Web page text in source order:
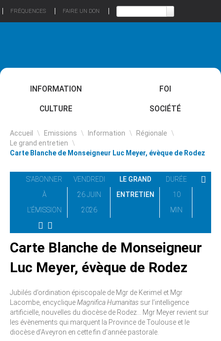
FRÉQUENCES FAIRE UN DON
INFORMATION FOI
CULTURE SOCIÉTÉ
Accueil \ Emissions \ Information \ Régionale \
Le grand entretien \
Carte Blanche de Monseigneur Luc Meyer, évèque de Rodez
S'ABONNER
À
L'ÉMISSION
VENDREDI
26 JUIN
2026
LE GRAND
ENTRETIEN
DURÉE
10
MIN
Carte Blanche de Monseigneur
Luc Meyer, évèque de Rodez
Jubilés d’ordination épiscopale de Mgr de Kerimel et Mgr
Lacombe, encycliqueMagnifica Humanitas sur l’intelligence
artificielle, nouvelles du diocèse de Rodez... Mgr Meyer revient sur
les évènements qui marquent la Province de Toulouse et le
diocèse d’Aveyron en cette fin d’année pastorale.